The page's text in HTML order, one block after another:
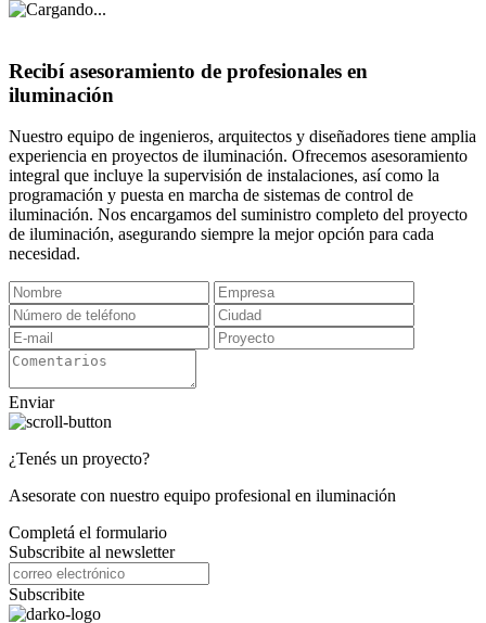
Recibí asesoramiento de profesionales en
iluminación
Nuestro equipo de ingenieros, arquitectos y diseñadores tiene amplia
experiencia en proyectos de iluminación. Ofrecemos asesoramiento
integral que incluye la supervisión de instalaciones, así como la
programación y puesta en marcha de sistemas de control de
iluminación. Nos encargamos del suministro completo del proyecto
de iluminación, asegurando siempre la mejor opción para cada
necesidad.
Enviar
¿Tenés un proyecto?
Asesorate con nuestro equipo profesional en iluminación
Completá el formulario
Subscribite al newsletter
Subscribite